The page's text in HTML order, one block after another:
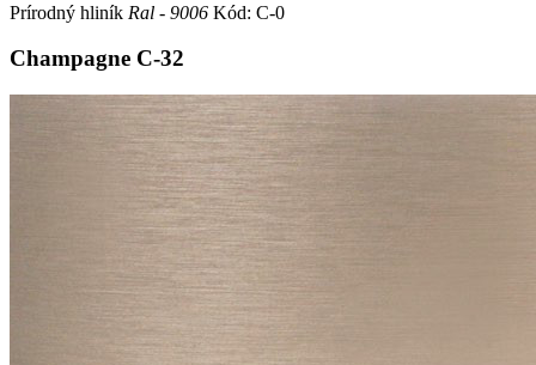
Prírodný hliník Ral - 9006 Kód: C-0
Champagne C-32